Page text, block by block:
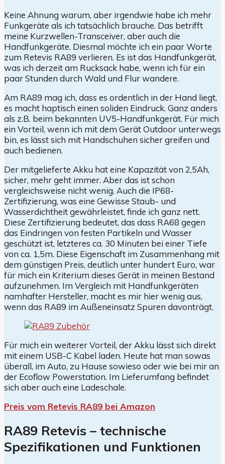
Keine Ahnung warum, aber irgendwie habe ich mehr
Funkgeräte als ich tatsächlich brauche. Das betrifft
meine Kurzwellen-Transceiver, aber auch die
Handfunkgeräte. Diesmal möchte ich ein paar Worte
zum Retevis RA89 verlieren. Es ist das Handfunkgerät,
was ich derzeit am Rucksack habe, wenn ich für ein
paar Stunden durch Wald und Flur wandere.
Am RA89 mag ich, dass es ordentlich in der Hand liegt,
es macht haptisch einen soliden Eindruck. Ganz anders
als z.B. beim bekannten UV5-Handfunkgerät. Für mich
ein Vorteil, wenn ich mit dem Gerät Outdoor unterwegs
bin, es lässt sich mit Handschuhen sicher greifen und
auch bedienen.
Der mitgelieferte Akku hat eine Kapazität von 2,5Ah,
sicher, mehr geht immer. Aber das ist schon
vergleichsweise nicht wenig. Auch die IP68-
Zertifizierung, was eine Gewisse Staub- und
Wasserdichtheit gewährleistet, finde ich ganz nett.
Diese Zertifizierung bedeutet, das dass RA68 gegen
das Eindringen von festen Partikeln und Wasser
geschützt ist, letzteres ca. 30 Minuten bei einer Tiefe
von ca. 1,5m. Diese Eigenschaft im Zusammenhang mit
dem günstigen Preis, deutlich unter hundert Euro, war
für mich ein Kriterium dieses Gerät in meinen Bestand
aufzunehmen. Im Vergleich mit Handfunkgeräten
namhafter Hersteller, macht es mir hier wenig aus,
wenn das RA89 im Außeneinsatz Spuren davonträgt.
Für mich ein weiterer Vorteil, der Akku lässt sich direkt
mit einem USB-C Kabel laden. Heute hat man sowas
überall, im Auto, zu Hause sowieso oder wie bei mir an
der Ecoflow Powerstation. Im Lieferumfang befindet
sich aber auch eine Ladeschale.
Preis vom Retevis RA89 bei Amazon
RA89 Retevis – technische
Spezifikationen und Funktionen